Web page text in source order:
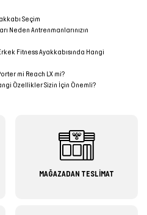
Seçim
Neden Antrenmanlarınızın
Fitness Ayakkabısında Hangi
mi Reach LX mi?
Özellikler Sizin İçin Önemli?
MAĞAZADAN TESLİMAT